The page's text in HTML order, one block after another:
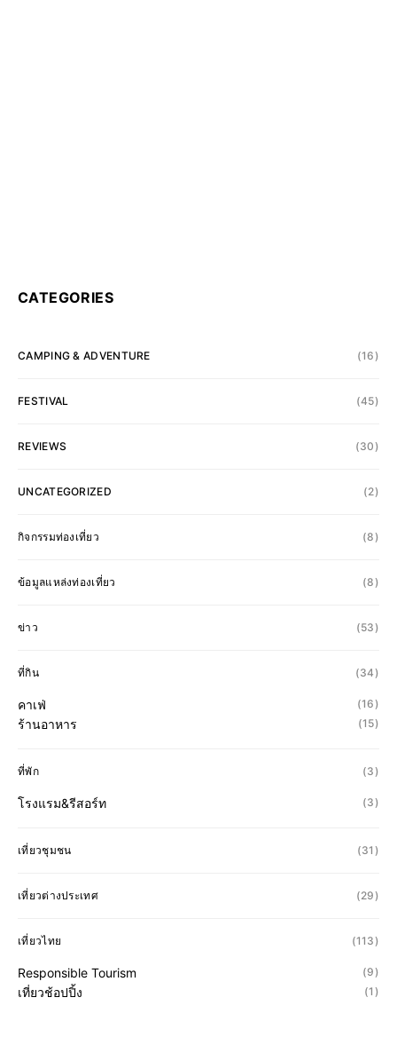
CATEGORIES
CAMPING & ADVENTURE (16)
FESTIVAL (45)
REVIEWS (30)
UNCATEGORIZED (2)
กิจกรรมท่องเที่ยว (8)
ข้อมูลแหล่งท่องเที่ยว (8)
ข่าว (53)
ที่กิน (34)
คาเฟ่ (16)
ร้านอาหาร (15)
ที่พัก (3)
โรงแรม&รีสอร์ท (3)
เที่ยวชุมชน (31)
เที่ยวต่างประเทศ (29)
เที่ยวไทย (113)
Responsible Tourism (9)
เที่ยวช้อปปิ้ง (1)